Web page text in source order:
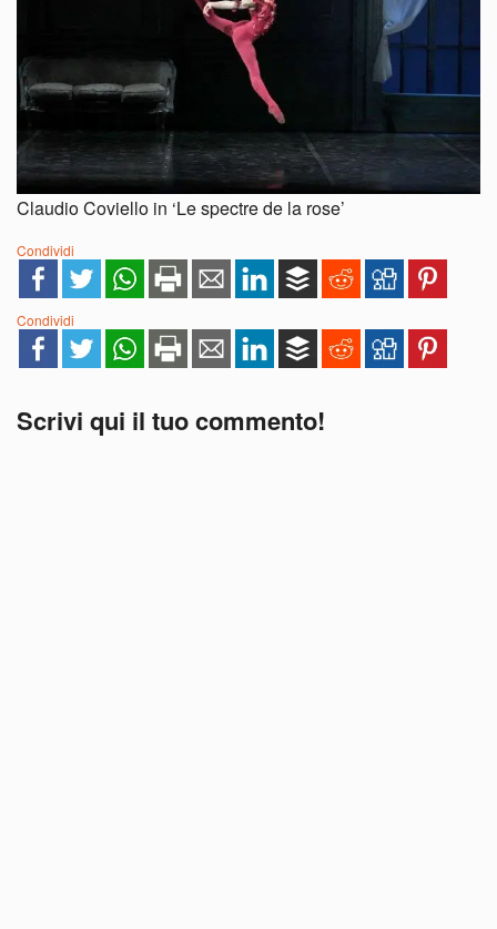
Claudio Coviello in ‘Le spectre de la rose’
Condividi
Condividi
Scrivi qui il tuo commento!